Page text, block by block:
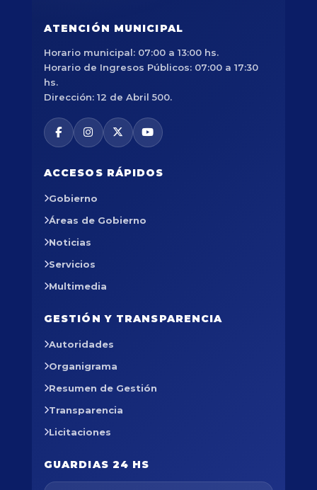
ATENCIÓN MUNICIPAL
Horario municipal: 07:00 a 13:00 hs.
Horario de Ingresos Públicos: 07:00 a 17:30
hs.
Dirección: 12 de Abril 500.
ACCESOS RÁPIDOS
Gobierno
Áreas de Gobierno
Noticias
Servicios
Multimedia
GESTIÓN Y TRANSPARENCIA
Autoridades
Organigrama
Resumen de Gestión
Transparencia
Licitaciones
GUARDIAS 24 HS